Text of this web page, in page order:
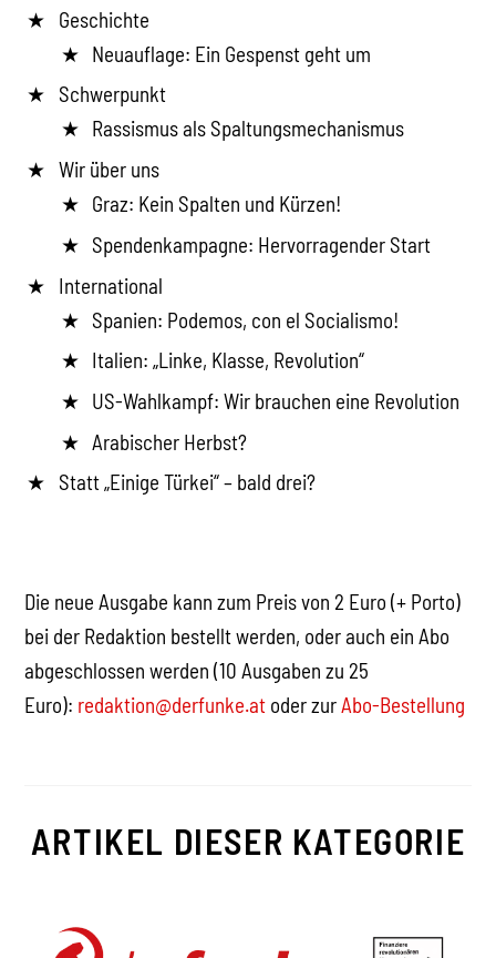
Geschichte
Neuauflage: Ein Gespenst geht um
Schwerpunkt
Rassismus als Spaltungsmechanismus
Wir über uns
Graz: Kein Spalten und Kürzen!
Spendenkampagne: Hervorragender Start
International
Spanien: Podemos, con el Socialismo!
Italien: „Linke, Klasse, Revolution“
US-Wahlkampf: Wir brauchen eine Revolution
Arabischer Herbst?
Statt „Einige Türkei“ – bald drei?
Die neue Ausgabe kann zum Preis von 2 Euro (+ Porto)
bei der Redaktion bestellt werden, oder auch ein Abo
abgeschlossen werden (10 Ausgaben zu 25
Euro): redaktion@derfunke.at oder zurAbo-Bestellung
ARTIKEL DIESER KATEGORIE